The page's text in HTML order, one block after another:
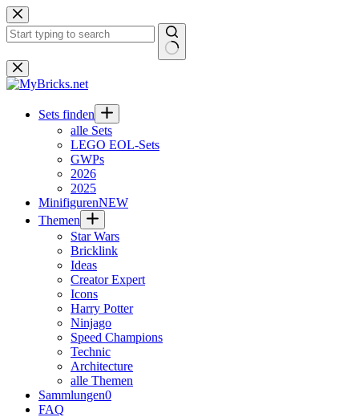
Zum
Inhalt
springen
Keine
Ergebnisse
Sets finden
alle Sets
LEGO EOL-Sets
GWPs
2026
2025
MinifigurenNEW
Themen
Star Wars
Bricklink
Ideas
Creator Expert
Icons
Harry Potter
Ninjago
Speed Champions
Technic
Architecture
alle Themen
Sammlungen0
FAQ